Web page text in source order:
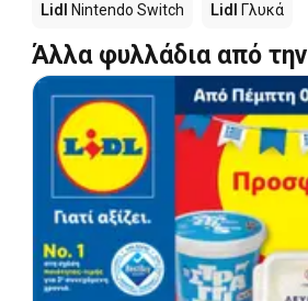
Lidl Nintendo Switch Lidl Γλυκά
Άλλα φυλλάδια από